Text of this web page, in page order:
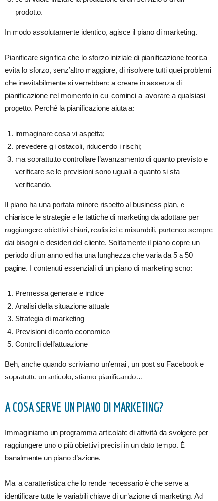
prodotto.
In modo assolutamente identico, agisce il piano di marketing.
Pianificare significa che lo sforzo iniziale di pianificazione teorica
evita lo sforzo, senz’altro maggiore, di risolvere tutti quei problemi
che inevitabilmente si verrebbero a creare in assenza di
pianificazione nel momento in cui cominci a lavorare a qualsiasi
progetto. Perché la pianificazione aiuta a:
immaginare cosa vi aspetta;
prevedere gli ostacoli, riducendo i rischi;
ma soprattutto controllare l’avanzamento di quanto previsto e
verificare se le previsioni sono uguali a quanto si sta
verificando.
Il piano ha una portata minore rispetto al business plan, e
chiarisce le strategie e le tattiche di marketing da adottare per
raggiungere obiettivi chiari, realistici e misurabili, partendo sempre
dai bisogni e desideri del cliente. Solitamente il piano copre un
periodo di un anno ed ha una lunghezza che varia da 5 a 50
pagine. I contenuti essenziali di un piano di marketing sono:
Premessa generale e indice
Analisi della situazione attuale
Strategia di marketing
Previsioni di conto economico
Controlli dell’attuazione
Beh, anche quando scriviamo un’email, un post su Facebook e
sopratutto un articolo, stiamo pianificando…
A COSA SERVE UN PIANO DI MARKETING?
Immaginiamo un programma articolato di attività da svolgere per
raggiungere uno o più obiettivi precisi in un dato tempo. È
banalmente un piano d’azione.
Ma la caratteristica che lo rende necessario è che serve a
identificare tutte le variabili chiave di un’azione di marketing. Ad